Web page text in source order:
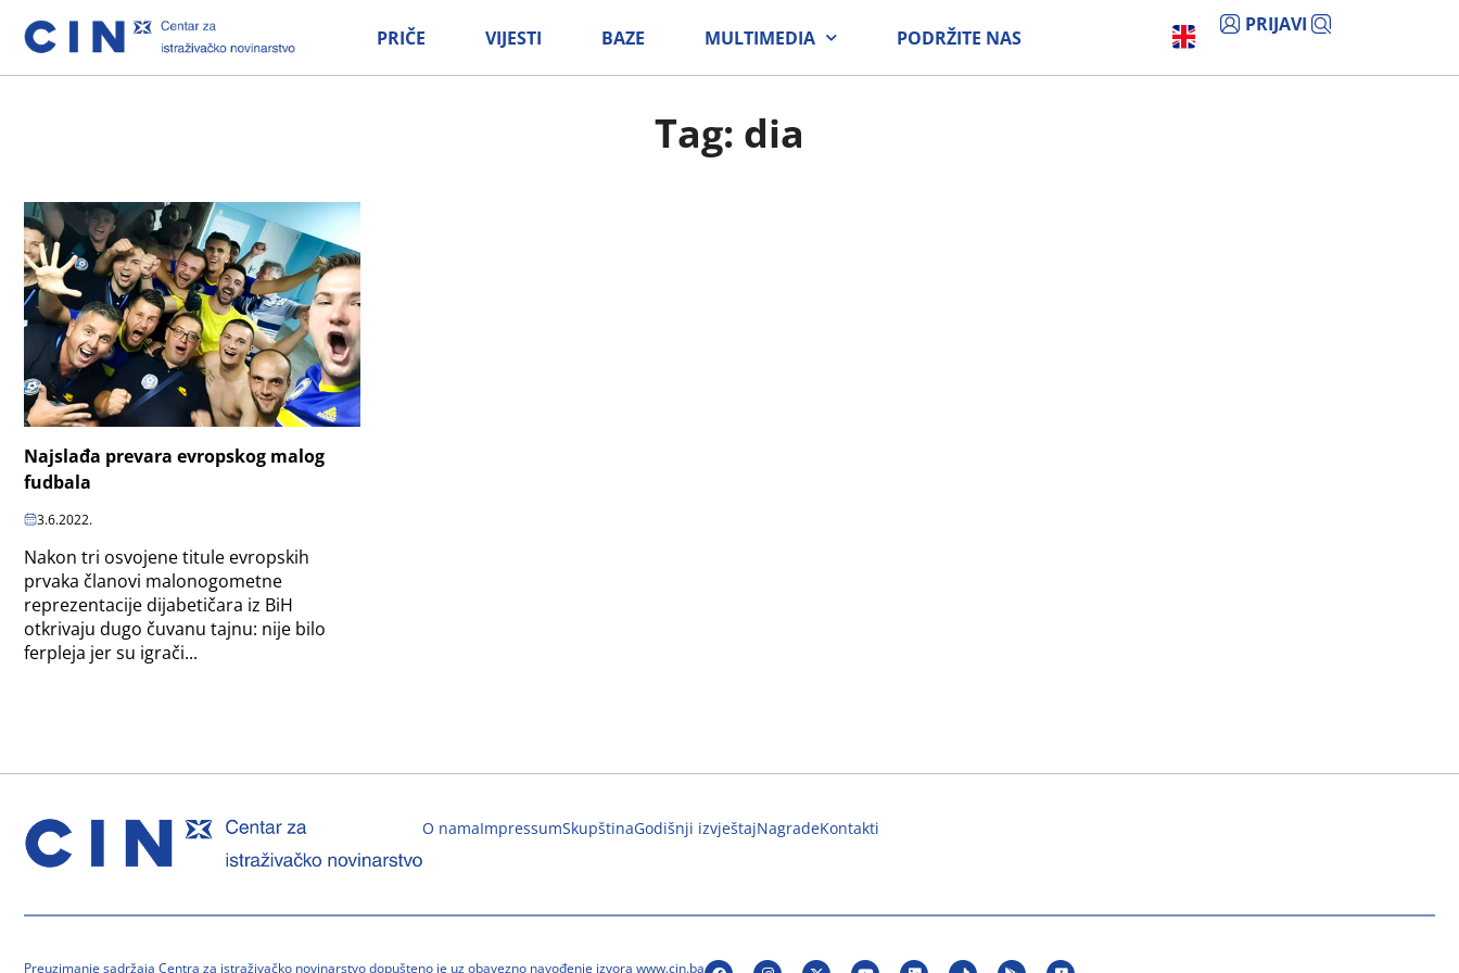
PRIČE VIJESTI BAZE MULTIMEDIA PODRŽITE NAS
PRIJAVI
Tag: dia
Najslađa prevara evropskog malog
fudbala
3.6.2022.
Nakon tri osvojene titule evropskih
prvaka članovi malonogometne
reprezentacije dijabetičara iz BiH
otkrivaju dugo čuvanu tajnu: nije bilo
ferpleja jer su igrači...
O namaImpressumSkupštinaGodišnji izvještajNagradeKontakti
Preuzimanje sadržaja Centra za istraživačko novinarstvo dopušteno je uz obavezno navođenje izvora www.cin.ba